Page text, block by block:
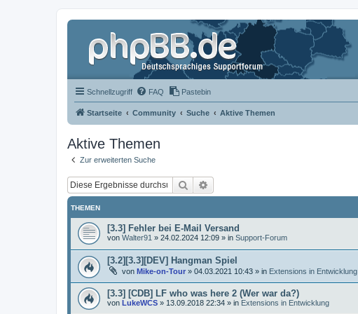
Schnellzugriff FAQ Pastebin
Startseite Community Suche Aktive Themen
Aktive Themen
Zur erweiterten Suche
Suche
THEMEN
[3.3] Fehler bei E-Mail Versand
von Walter91 » 24.02.2024 12:09 » in Support-Forum
[3.2][3.3][DEV] Hangman Spiel
von Mike-on-Tour » 04.03.2021 10:43 » in Extensions in Entwicklung
[3.3] [CDB] LF who was here 2 (Wer war da?)
von LukeWCS » 13.09.2018 22:34 » in Extensions in Entwicklung